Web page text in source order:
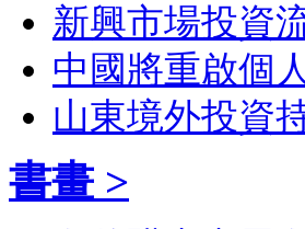
新興市場投資
中國將重啟個
山東境外投資
書畫 >